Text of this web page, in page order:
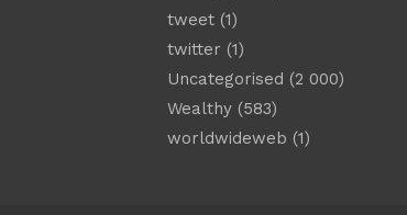
tweet(1)
twitter (1)
Uncategorised (2 000)
Wealthy(583)
worldwideweb (1)